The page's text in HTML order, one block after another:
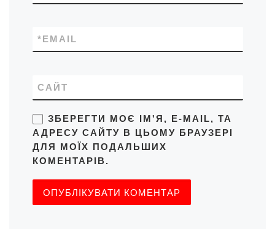
EMAIL
*
САЙТ
ЗБЕРЕГТИ МОЄ ІМ'Я, E-MAIL, ТА
АДРЕСУ САЙТУ В ЦЬОМУ БРАУЗЕРІ
ДЛЯ МОЇХ ПОДАЛЬШИХ
КОМЕНТАРІВ.